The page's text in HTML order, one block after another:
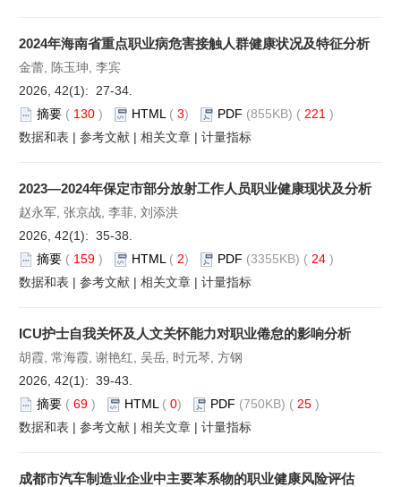
2024年海南省重点职业病危害接触人群健康状况及特征分析
金蕾, 陈玉珅, 李宾
2026, 42(1): 27-34.
摘要 ( 130 ) HTML ( 3) PDF (855KB) ( 221 )
数据和表 | 参考文献 | 相关文章 | 计量指标
2023—2024年保定市部分放射工作人员职业健康现状及分析
赵永军, 张京战, 李菲, 刘添洪
2026, 42(1): 35-38.
摘要 ( 159 ) HTML ( 2) PDF (3355KB) ( 24 )
数据和表 | 参考文献 | 相关文章 | 计量指标
ICU护士自我关怀及人文关怀能力对职业倦怠的影响分析
胡霞, 常海霞, 谢艳红, 吴岳, 时元琴, 方钢
2026, 42(1): 39-43.
摘要 ( 69 ) HTML ( 0) PDF (750KB) ( 25 )
数据和表 | 参考文献 | 相关文章 | 计量指标
成都市汽车制造业企业中主要苯系物的职业健康风险评估